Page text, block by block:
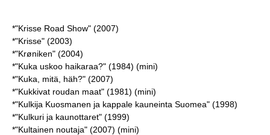
*"Krisse Road Show" (2007)
*"Krisse" (2003)
*"Krøniken" (2004)
*"Kuka uskoo haikaraa?" (1984) (mini)
*"Kuka, mitä, häh?" (2007)
*"Kukkivat roudan maat" (1981) (mini)
*"Kulkija Kuosmanen ja kappale kauneinta Suomea" (1998)
*"Kulkuri ja kaunottaret" (1999)
*"Kultainen noutaja" (2007) (mini)